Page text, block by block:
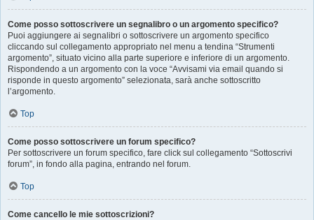
Come posso sottoscrivere un segnalibro o un argomento specifico?
Puoi aggiungere ai segnalibri o sottoscrivere un argomento specifico
cliccando sul collegamento appropriato nel menu a tendina “Strumenti
argomento”, situato vicino alla parte superiore e inferiore di un argomento.
Rispondendo a un argomento con la voce “Avvisami via email quando si
risponde in questo argomento” selezionata, sarà anche sottoscritto
l’argomento.
Top
Come posso sottoscrivere un forum specifico?
Per sottoscrivere un forum specifico, fare click sul collegamento “Sottoscrivi
forum”, in fondo alla pagina, entrando nel forum.
Top
Come cancello le mie sottoscrizioni?